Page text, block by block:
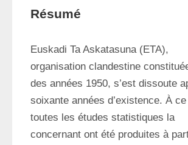
Résumé
Euskadi Ta Askatasuna (ETA),
organisation clandestine
des années 1950, s’est dissoute
soixante années d’existence. À ce
toutes les études statistiques la
concernant ont été produites à